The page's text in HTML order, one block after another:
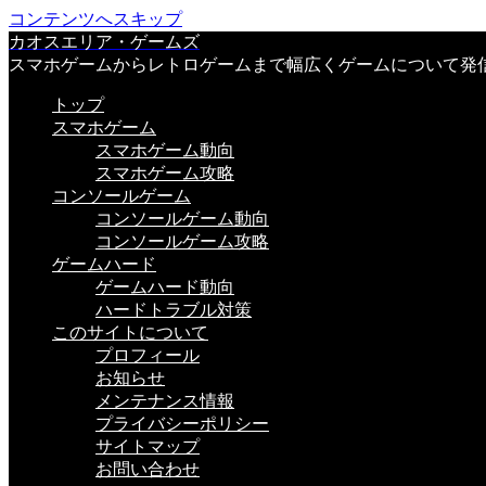
コンテンツへスキップ
カオスエリア・ゲームズ
スマホゲームからレトロゲームまで幅広くゲームについて発
トップ
スマホゲーム
スマホゲーム動向
スマホゲーム攻略
コンソールゲーム
コンソールゲーム動向
コンソールゲーム攻略
ゲームハード
ゲームハード動向
ハードトラブル対策
このサイトについて
プロフィール
お知らせ
メンテナンス情報
プライバシーポリシー
サイトマップ
お問い合わせ